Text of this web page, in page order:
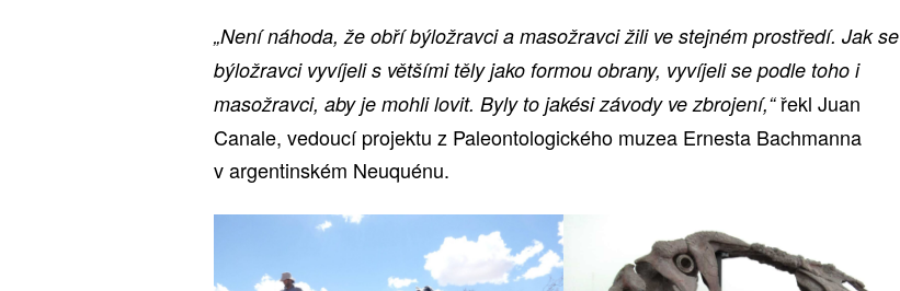
„Není náhoda, že obří býložravci a masožravci žili ve stejném prostředí. Jak se
býložravci vyvíjeli s většími těly jako formou obrany, vyvíjeli se podle toho i
masožravci, aby je mohli lovit. Byly to jakési závody ve zbrojení,“řekl Juan
Canale, vedoucí projektu z Paleontologického muzea Ernesta Bachmanna
v argentinském Neuquénu.